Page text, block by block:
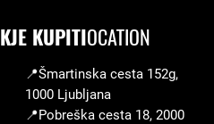
KJE KUPITIOCATION
📍Šmartinska cesta 152g,
1000 Ljubljana
📍Pobreška cesta 18, 2000